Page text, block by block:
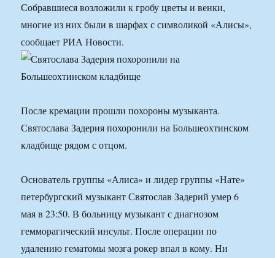
Собравшиеся возложили к гробу цветы и венки,
многие из них были в шарфах с символикой «Алисы»,
сообщает РИА Новости.
После кремации прошли похороны музыканта.
Святослава Задерия похоронили на Большеохтинском
кладбище рядом с отцом.
Основатель группы «Алиса» и лидер группы «Нате»
петербургский музыкант Святослав Задерий умер 6
мая в 23:50. В больницу музыкант с диагнозом
гемморагический инсульт. После операции по
удалению гематомы мозга рокер впал в кому. Ни